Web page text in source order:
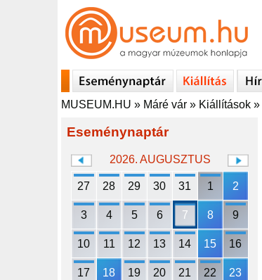
MUSEUM.HU » Máré vár » Kiállítások »
Eseménynaptár
2026. AUGUSZTUS
27 28 29 30 31 1 2
3 4 5 6 7 8 9
10 11 12 13 14 15 16
17 18 19 20 21 22 23